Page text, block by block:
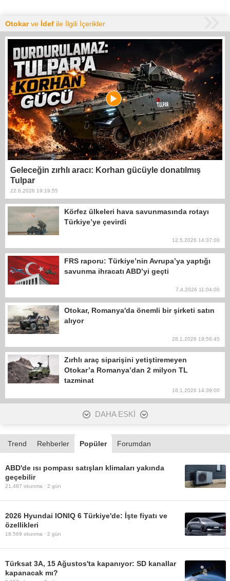
Otokarve İdef ile İlgili İçerikler
Geleceğin zırhlı aracı: Korhan gücüyle donatılmış
Tulpar
22.6.2026 19:19:55
Körfez ülkeleri hava savunmasında rotayı
Türkiye’ye çevirdi
12.5.2026 14:37:00
FRS raporu: Türkiye’nin Avrupa’ya yaptığı
savunma ihracatı ABD’yi geçti
7.4.2026 11:04:00
Otokar, Romanya'da önemli bir şirketi satın
alıyor
28.1.2026 19:56:45
Zırhlı araç siparişini yetiştiremeyen
Otokar’a Romanya’dan 2 milyon TL
tazminat
16.1.2026 14:39:00
DAHA ESKİ
Trend Rehberler Popüler Forumdan
ABD'de ısı pompası satışları klimaları yakında
geçebilir
21.487 okunma · 2 gün
2026 Hyundai IONIQ 6 Türkiye'de: İşte fiyatı ve
özellikleri
18.569 okunma · 2 gün
Türksat 3A, 15 Ağustos'ta kapanıyor: SD kanallar
kapanacak mı?